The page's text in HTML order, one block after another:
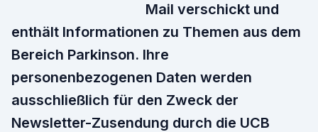
Mail verschickt und
enthält Informationen zu Themen aus dem
Bereich Parkinson. Ihre
personenbezogenen Daten werden
ausschließlich für den Zweck der
Newsletter-Zusendung durch die UCB